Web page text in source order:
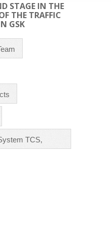
STAGE IN THE
THE TRAFFIC
GSK
TCS,